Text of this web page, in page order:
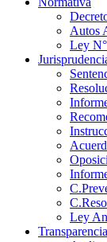
Autos
Ley
Ley
Transparencia